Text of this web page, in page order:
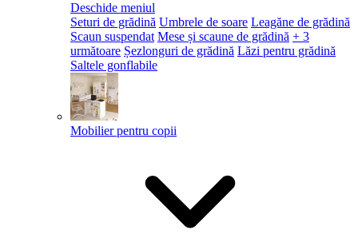
Deschide meniul
Seturi de grădină Umbrele de soare Leagăne de grădină
Scaun suspendat Mese și scaune de grădină + 3
următoare Șezlonguri de grădină Lăzi pentru grădină
Saltele gonflabile
Mobilier pentru copii